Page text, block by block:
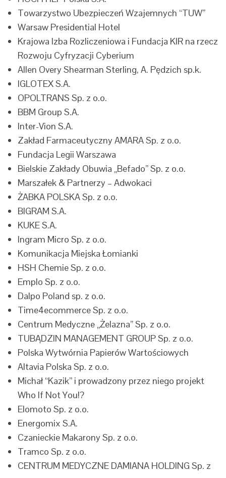
Towarzystwo Ubezpieczeń Wzajemnych “TUW”
Warsaw Presidential Hotel
Krajowa Izba Rozliczeniowa i Fundacja KIR na rzecz
Rozwoju Cyfryzacji Cyberium
Allen Overy Shearman Sterling, A. Pędzich sp.k.
IGLOTEX S.A.
OPOLTRANS Sp. z o.o.
BBM Group S.A.
Inter-Vion S.A.
Zakład Farmaceutyczny AMARA Sp. z o.o.
Fundacja Legii Warszawa
Bielskie Zakłady Obuwia „Befado” Sp. z o.o.
Marszałek & Partnerzy – Adwokaci
ŻABKA POLSKA Sp. z o.o.
BIGRAM S.A.
KUKE S.A.
Ingram Micro Sp. z o.o.
Komunikacja Miejska Łomianki
HSH Chemie Sp. z o.o.
Emplo Sp. z o.o.
Dalpo Poland sp. z o.o.
Time4ecommerce Sp. z o.o.
Centrum Medyczne „Żelazna” Sp. z o.o.
TUBĄDZIN MANAGEMENT GROUP Sp. z o.o.
Polska Wytwórnia Papierów Wartościowych
Altavia Polska Sp. z o.o.
Michał “Kazik” i prowadzony przez niego projekt
Who If Not You!?
Elomoto Sp. z o.o.
Energomix S.A.
Czanieckie Makarony Sp. z o.o.
Tramco Sp. z o.o.
CENTRUM MEDYCZNE DAMIANA HOLDING Sp. z